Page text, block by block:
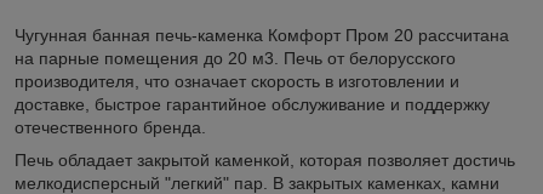
Чугунная банная печь-каменка Комфорт Пром 20 рассчитана
на парные помещения до 20 м3. Печь от белорусского
производителя, что означает скорость в изготовлении и
доставке, быстрое гарантийное обслуживание и поддержку
отечественного бренда.
Печь обладает закрытой каменкой, которая позволяет достичь
мелкодисперсный "легкий" пар. В закрытых каменках, камни